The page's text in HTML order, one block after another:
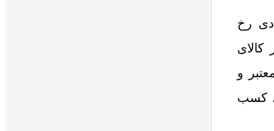
رخ
کالای
و
کسب